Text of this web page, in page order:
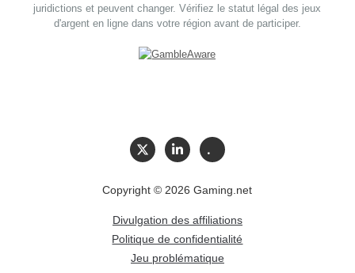
juridictions et peuvent changer. Vérifiez le statut légal des jeux
d'argent en ligne dans votre région avant de participer.
Copyright © 2026 Gaming.net
Divulgation des affiliations
Politique de confidentialité
Jeu problématique